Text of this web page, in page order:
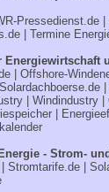
Pressedienst.de
| Termine
Energiewirtschaft
Offshore-
Solardachboerse.de
Windindustry
- Strom-
Stromtarife.de